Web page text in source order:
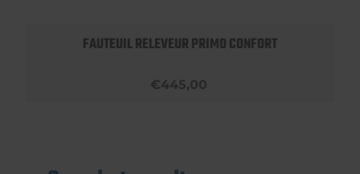
FAUTEUIL RELEVEUR PRIMO CONFORT
€445,00